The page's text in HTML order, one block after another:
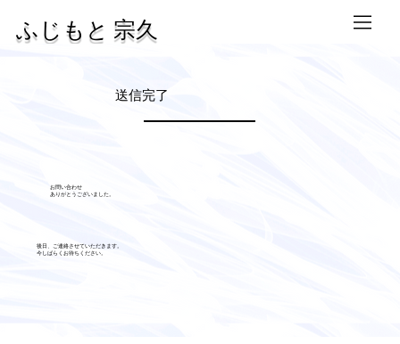
​ふじもと 宗久
​送信完了
​お問い合わせ
​ありがとうございました。
​後日、ご連絡させていただきます。
今しばらくお待ちください。